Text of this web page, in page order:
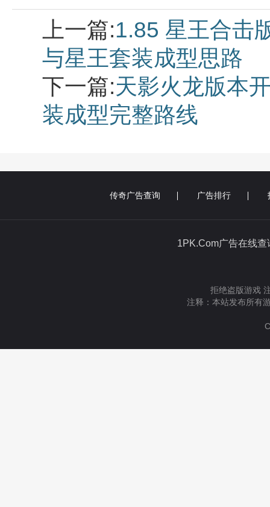
上一篇:1.85 星王合击
与星王套装成型思路
下一篇:天影火龙版本
装成型完整路线
传奇广告查询 广告排行
1PK.Com广告在
拒绝盗版游戏
注释：本站发布所有